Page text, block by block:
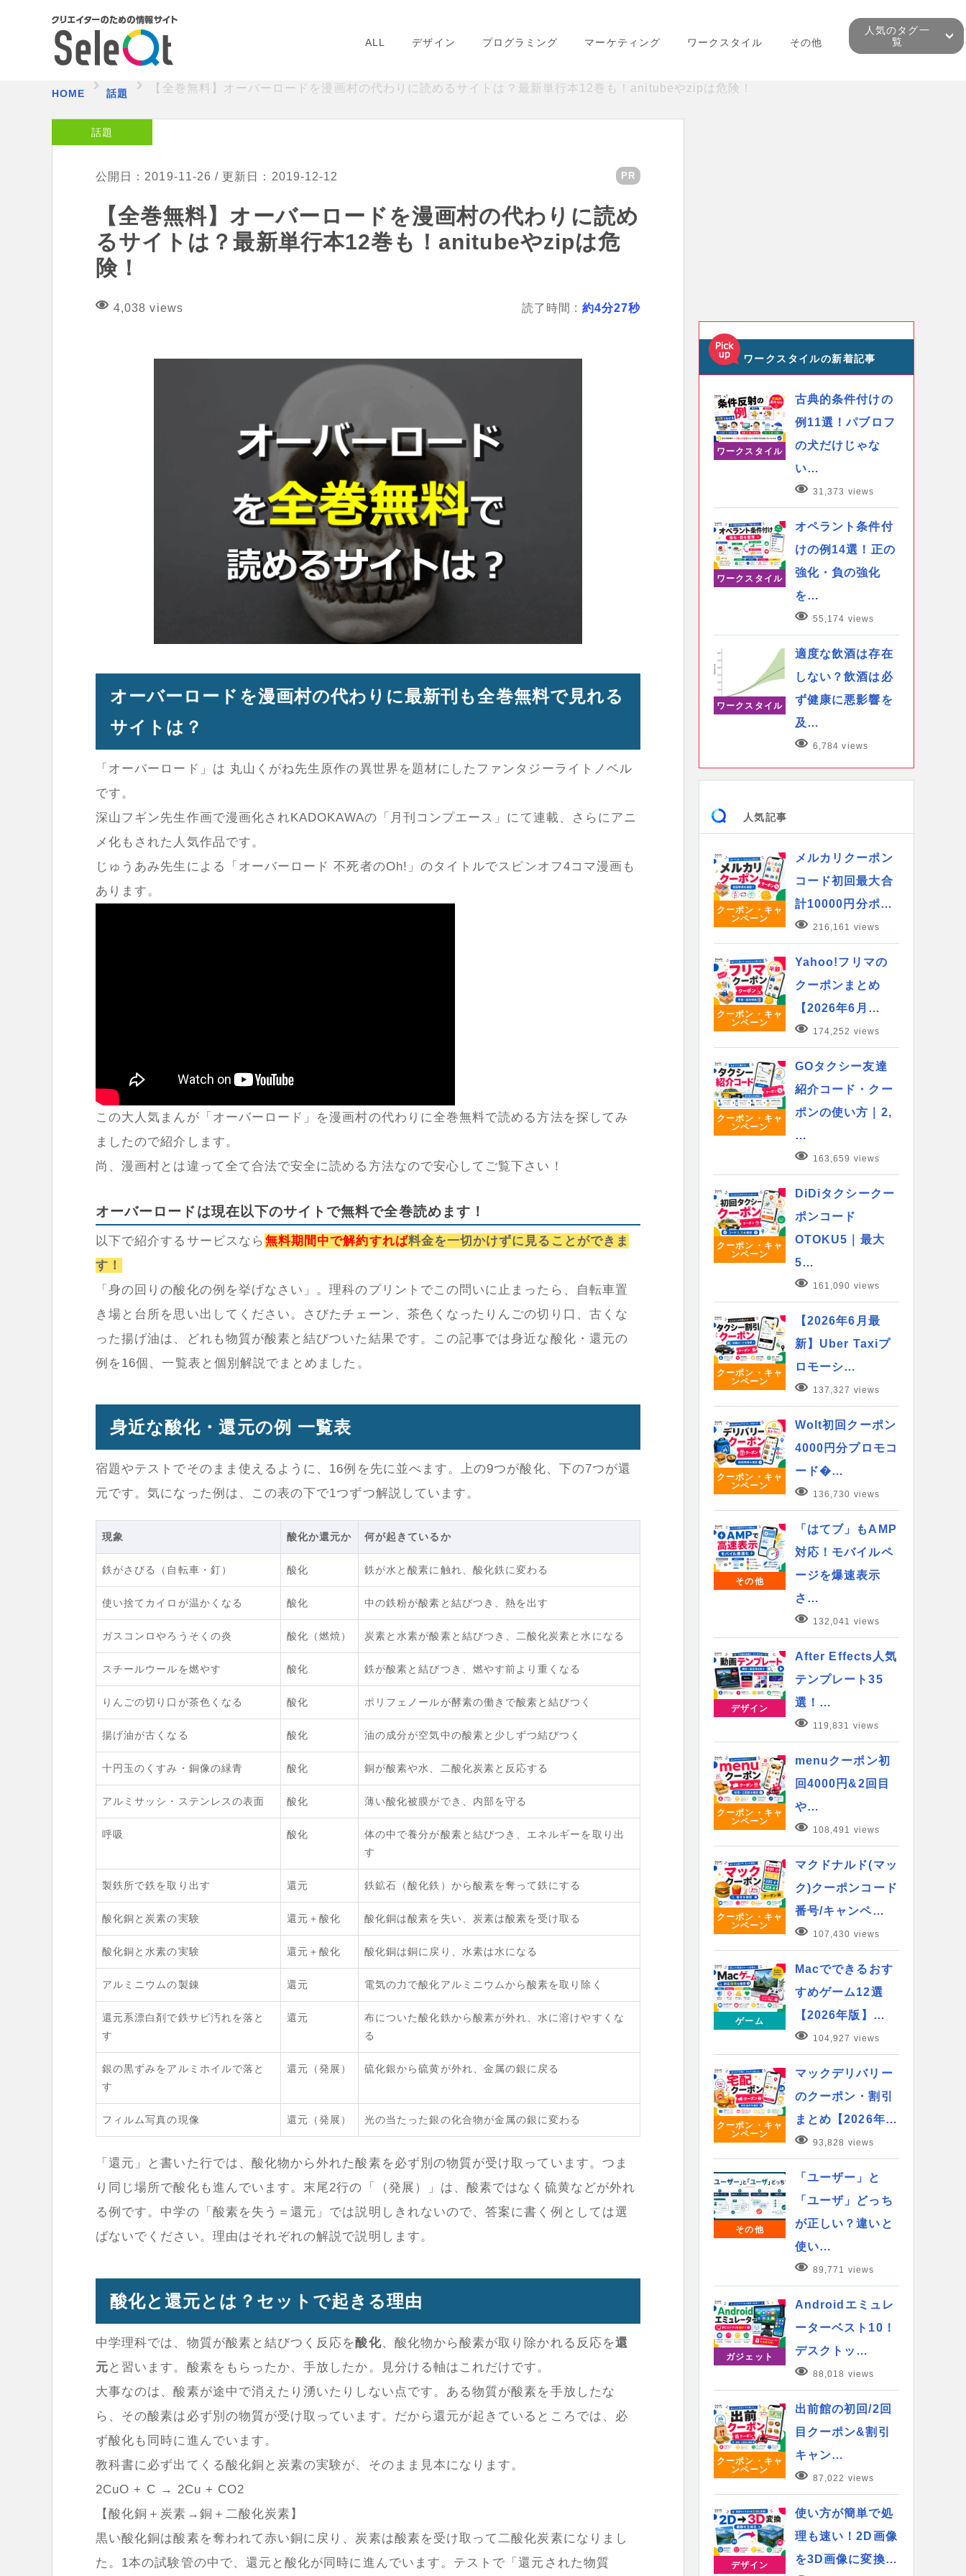
ALL デザイン プログラミング マーケティング ワークスタイル その他
人気のタグ一
覧
HOME 話題 【全巻無料】オーバーロードを漫画村の代わりに読めるサイトは？最新単行本12巻も！anitubeやzipは危険！
話題
公開日：2019-11-26 / 更新日：2019-12-12 PR
【全巻無料】オーバーロードを漫画村の代わりに読め
るサイトは？最新単行本12巻も！anitubeやzipは危
険！
4,038 views 読了時間 : 約4分27秒
オーバーロードを漫画村の代わりに最新刊も全巻無料で見れる
サイトは？
「オーバーロード」は 丸山くがね先生原作の異世界を題材にしたファンタジーライトノベル
です。
深山フギン先生作画で漫画化されKADOKAWAの「月刊コンプエース」にて連載、さらにアニ
メ化もされた人気作品です。
じゅうあみ先生による「オーバーロード 不死者のOh!」のタイトルでスピンオフ4コマ漫画も
あります。
この大人気まんが「オーバーロード」を漫画村の代わりに全巻無料で読める方法を探してみ
ましたので紹介します。
尚、漫画村とは違って全て合法で安全に読める方法なので安心してご覧下さい！
オーバーロードは現在以下のサイトで無料で全巻読めます！
以下で紹介するサービスなら 無料期間中で解約すれば料金を一切かけずに見ることができま
す！
「身の回りの酸化の例を挙げなさい」。理科のプリントでこの問いに止まったら、自転車置
き場と台所を思い出してください。さびたチェーン、茶色くなったりんごの切り口、古くな
った揚げ油は、どれも物質が酸素と結びついた結果です。この記事では身近な酸化・還元の
例を16個、一覧表と個別解説でまとめました。
身近な酸化・還元の例 一覧表
宿題やテストでそのまま使えるように、16例を先に並べます。上の9つが酸化、下の7つが還
元です。気になった例は、この表の下で1つずつ解説しています。
現象 酸化か還元か 何が起きているか
鉄がさびる（自転車・釘） 酸化 鉄が水と酸素に触れ、酸化鉄に変わる
使い捨てカイロが温かくなる 酸化 中の鉄粉が酸素と結びつき、熱を出す
ガスコンロやろうそくの炎 酸化（燃焼） 炭素と水素が酸素と結びつき、二酸化炭素と水になる
スチールウールを燃やす 酸化 鉄が酸素と結びつき、燃やす前より重くなる
りんごの切り口が茶色くなる 酸化 ポリフェノールが酵素の働きで酸素と結びつく
揚げ油が古くなる 酸化 油の成分が空気中の酸素と少しずつ結びつく
十円玉のくすみ・銅像の緑青 酸化 銅が酸素や水、二酸化炭素と反応する
アルミサッシ・ステンレスの表面 酸化 薄い酸化被膜ができ、内部を守る
呼吸 酸化
体の中で養分が酸素と結びつき、エネルギーを取り出
す
製鉄所で鉄を取り出す 還元 鉄鉱石（酸化鉄）から酸素を奪って鉄にする
酸化銅と炭素の実験 還元＋酸化 酸化銅は酸素を失い、炭素は酸素を受け取る
酸化銅と水素の実験 還元＋酸化 酸化銅は銅に戻り、水素は水になる
アルミニウムの製錬 還元 電気の力で酸化アルミニウムから酸素を取り除く
還元系漂白剤で鉄サビ汚れを落と
す
還元
布についた酸化鉄から酸素が外れ、水に溶けやすくな
る
銀の黒ずみをアルミホイルで落と
す
還元（発展） 硫化銀から硫黄が外れ、金属の銀に戻る
フィルム写真の現像 還元（発展） 光の当たった銀の化合物が金属の銀に変わる
「還元」と書いた行では、酸化物から外れた酸素を必ず別の物質が受け取っています。つま
り同じ場所で酸化も進んでいます。末尾2行の「（発展）」は、酸素ではなく硫黄などが外れ
る例です。中学の「酸素を失う＝還元」では説明しきれないので、答案に書く例としては選
ばないでください。理由はそれぞれの解説で説明します。
酸化と還元とは？セットで起きる理由
中学理科では、物質が酸素と結びつく反応を酸化、酸化物から酸素が取り除かれる反応を還
元 と習います。酸素をもらったか、手放したか。見分ける軸はこれだけです。
大事なのは、酸素が途中で消えたり湧いたりしない点です。ある物質が酸素を手放したな
ら、その酸素は必ず別の物質が受け取っています。だから還元が起きているところでは、必
ず酸化も同時に進んでいます。
教科書に必ず出てくる酸化銅と炭素の実験が、そのまま見本になります。
2CuO + C → 2Cu + CO2
【酸化銅＋炭素→銅＋二酸化炭素】
黒い酸化銅は酸素を奪われて赤い銅に戻り、炭素は酸素を受け取って二酸化炭素になりまし
た。1本の試験管の中で、還元と酸化が同時に進んでいます。テストで「還元された物質
ワークスタイルの新着記事
ワークスタイル
古典的条件付けの
例11選！パブロフ
の犬だけじゃな
い…
31,373 views
ワークスタイル
オペラント条件付
けの例14選！正の
強化・負の強化
を…
55,174 views
ワークスタイル
適度な飲酒は存在
しない？飲酒は必
ず健康に悪影響を
及…
6,784 views
人気記事
クーポン・キャ
ンペーン
メルカリクーポン
コード初回最大合
計10000円分ポ…
216,161 views
クーポン・キャ
ンペーン
Yahoo!フリマの
クーポンまとめ
【2026年6月…
174,252 views
クーポン・キャ
ンペーン
GOタクシー友達
紹介コード・クー
ポンの使い方｜2,
…
163,659 views
クーポン・キャ
ンペーン
DiDiタクシークー
ポンコード
OTOKU5｜最大
5…
161,090 views
クーポン・キャ
ンペーン
【2026年6月最
新】Uber Taxiプ
ロモーシ…
137,327 views
クーポン・キャ
ンペーン
Wolt初回クーポン
4000円分プロモコ
ード�…
136,730 views
その他
「はてブ」もAMP
対応！モバイルペ
ージを爆速表示
さ…
132,041 views
デザイン
After Effects人気
テンプレート35
選！…
119,831 views
クーポン・キャ
ンペーン
menuクーポン初
回4000円&2回目
や…
108,491 views
クーポン・キャ
ンペーン
マクドナルド(マッ
ク)クーポンコード
番号/キャンペ…
107,430 views
ゲーム
Macでできるおす
すめゲーム12選
【2026年版】…
104,927 views
クーポン・キャ
ンペーン
マックデリバリー
のクーポン・割引
まとめ【2026年…
93,828 views
その他
「ユーザー」と
「ユーザ」どっち
が正しい？違いと
使い…
89,771 views
ガジェット
Androidエミュレ
ーターベスト10！
デスクトッ…
88,018 views
クーポン・キャ
ンペーン
出前館の初回/2回
目クーポン&割引
キャン…
87,022 views
デザイン
使い方が簡単で処
理も速い！2D画像
を3D画像に変換…